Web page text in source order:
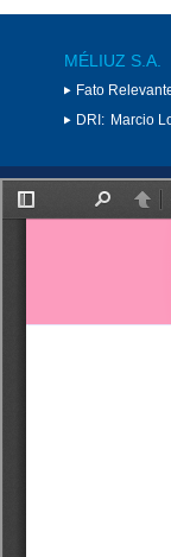
MÉLIUZ S.A.
Fato
DRI: Marcio